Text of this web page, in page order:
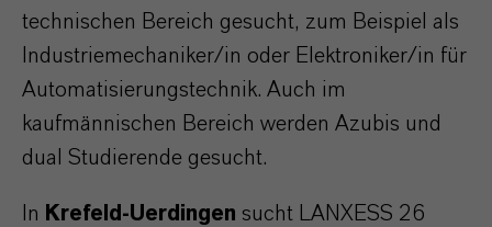
technischen Bereich gesucht, zum Beispiel als
Industriemechaniker/in oder Elektroniker/in für
Automatisierungstechnik. Auch im
kaufmännischen Bereich werden Azubis und
dual Studierende gesucht.
In Krefeld-Uerdingen sucht LANXESS 26